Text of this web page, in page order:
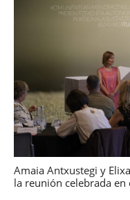
Amaia Antxustegi y
la reunión celebrada en